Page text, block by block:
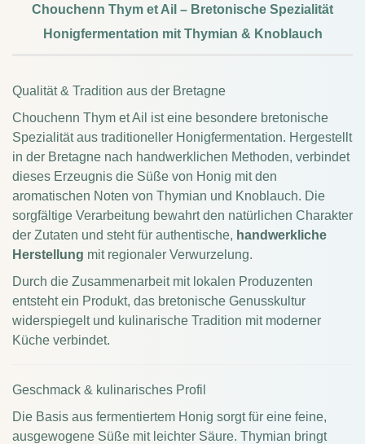
Chouchenn Thym et Ail – Bretonische Spezialität
Honigfermentation mit Thymian & Knoblauch
Qualität & Tradition aus der Bretagne
Chouchenn Thym et Ail ist eine besondere bretonische
Spezialität aus traditioneller Honigfermentation. Hergestellt
in der Bretagne nach handwerklichen Methoden, verbindet
dieses Erzeugnis die Süße von Honig mit den
aromatischen Noten von Thymian und Knoblauch. Die
sorgfältige Verarbeitung bewahrt den natürlichen Charakter
der Zutaten und steht für authentische, handwerkliche
Herstellung mit regionaler Verwurzelung.
Durch die Zusammenarbeit mit lokalen Produzenten
entsteht ein Produkt, das bretonische Genusskultur
widerspiegelt und kulinarische Tradition mit moderner
Küche verbindet.
Geschmack & kulinarisches Profil
Die Basis aus fermentiertem Honig sorgt für eine feine,
ausgewogene Süße mit leichter Säure. Thymian bringt